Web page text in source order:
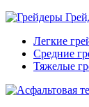
Легкие
Средние
Тяжелые